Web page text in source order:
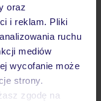
oraz
i reklam. Pliki
ruchu
mediów
wycofanie może
strony.
zgodę na